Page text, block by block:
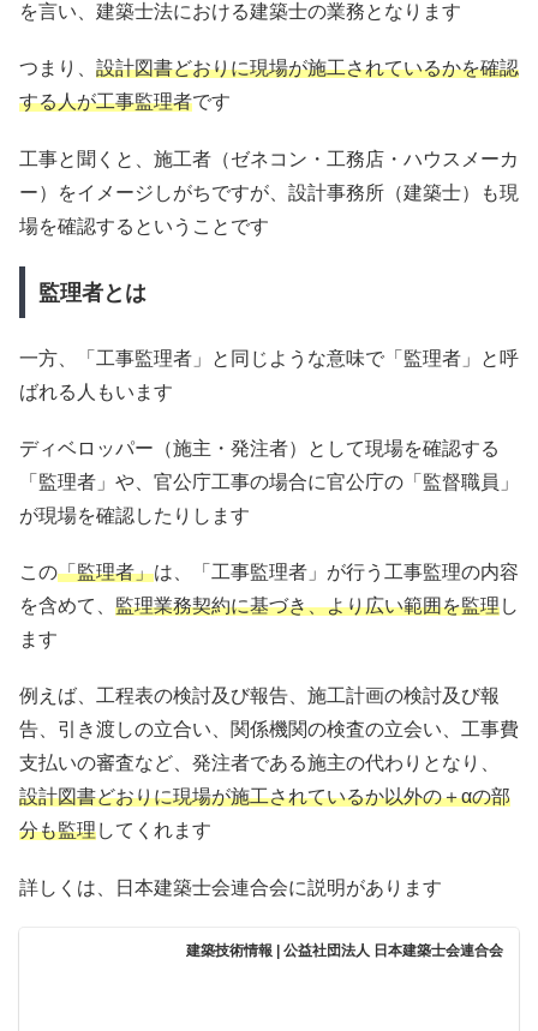
を言い、建築士法における建築士の業務となります
つまり、 設計図書どおりに現場が施工されているかを確認
する人が工事監理者です
工事と聞くと、施工者（ゼネコン・工務店・ハウスメーカ
ー）をイメージしがちですが、設計事務所（建築士）も現
場を確認するということです
監理者とは
一方、「工事監理者」と同じような意味で「監理者」と呼
ばれる人もいます
ディベロッパー（施主・発注者）として現場を確認する
「監理者」や、官公庁工事の場合に官公庁の「監督職員」
が現場を確認したりします
この「監理者」は、「工事監理者」が行う工事監理の内容
を含めて、 監理業務契約に基づき、より広い範囲を監理し
ます
例えば、工程表の検討及び報告、施工計画の検討及び報
告、引き渡しの立合い、関係機関の検査の立会い、工事費
支払いの審査など、発注者である施主の代わりとなり、
設計図書どおりに現場が施工されているか以外の＋αの部
分も監理してくれます
詳しくは、日本建築士会連合会に説明があります
建築技術情報 | 公益社団法人 日本建築士会連合会